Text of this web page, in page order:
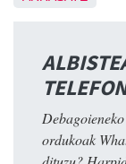
ordukoak